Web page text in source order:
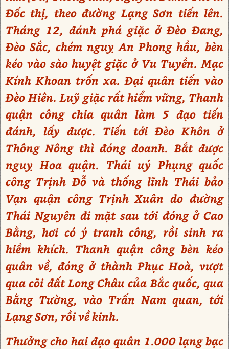
Đốc thị, theo đường Lạng Sơn tiến lên.
Tháng 12, đánh phá giặc ở Đèo Đang,
Đèo Sắc, chém nguỵ An Phong hầu, bèn
kéo vào sào huyệt giặc ở Vu Tuyền. Mạc
Kính Khoan trốn xa. Đại quân tiến vào
Đèo Hiên. Luỹ giặc rất hiểm vững, Thanh
quận công chia quân làm 5 đạo tiến
đánh, lấy được. Tiến tới Đèo Khôn ở
Thông Nông thì đóng doanh. Bắt được
nguỵ Hoa quận. Thái uý Phụng quốc
công Trịnh Đỗ và thống lĩnh Thái bảo
Vạn quận công Trịnh Xuân do đường
Thái Nguyên đi mặt sau tới đóng ở Cao
Bằng, hơi có ý tranh công, rồi sinh ra
hiềm khích. Thanh quận công bèn kéo
quân về, đóng ở thành Phục Hoà, vượt
qua cõi đất Long Châu của Bắc quốc, qua
Bằng Tường, vào Trấn Nam quan, tới
Lạng Sơn, rồi về kinh.
Thưởng cho hai đạo quân 1.000 lạng bạc